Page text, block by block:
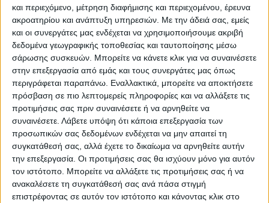
και περιεχόμενο, μέτρηση διαφήμισης και περιεχομένου, έρευνα
ακροατηρίου και ανάπτυξη υπηρεσιών. Με την άδειά σας, εμείς
και οι συνεργάτες μας ενδέχεται να χρησιμοποιήσουμε ακριβή
δεδομένα γεωγραφικής τοποθεσίας και ταυτοποίησης μέσω
σάρωσης συσκευών. Μπορείτε να κάνετε κλικ για να συναινέσετε
στην επεξεργασία από εμάς και τους συνεργάτες μας όπως
περιγράφεται παραπάνω. Εναλλακτικά, μπορείτε να αποκτήσετε
πρόσβαση σε πιο λεπτομερείς πληροφορίες και να αλλάξετε τις
προτιμήσεις σας πριν συναινέσετε ή να αρνηθείτε να
συναινέσετε. Λάβετε υπόψη ότι κάποια επεξεργασία των
προσωπικών σας δεδομένων ενδέχεται να μην απαιτεί τη
συγκατάθεσή σας, αλλά έχετε το δικαίωμα να αρνηθείτε αυτήν
την επεξεργασία. Οι προτιμήσεις σας θα ισχύουν μόνο για αυτόν
τον ιστότοπο. Μπορείτε να αλλάξετε τις προτιμήσεις σας ή να
ανακαλέσετε τη συγκατάθεσή σας ανά πάσα στιγμή
επιστρέφοντας σε αυτόν τον ιστότοπο και κάνοντας κλικ στο
ΝΕΟΣ ΑΓΩΝ
https://neosagon.gr
Η Αρχαιότερη Καθημερινή Πρωινή Εφημερίδα της Καρδίτσας
ΠΑΡΟΜΟΙΑ ΑΡΘΡΑ